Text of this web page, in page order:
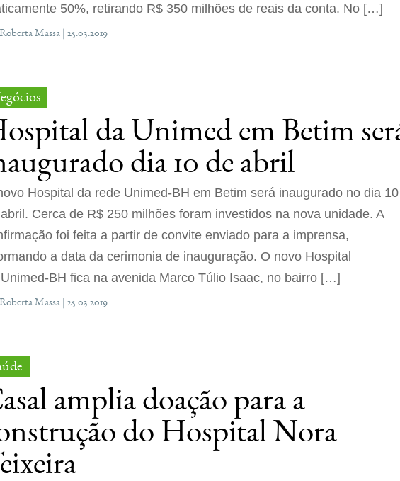
50%, retirando R$ 350 milhões de reais da conta. No […]
Massa | 25.03.2019
da Unimed em Betim
dia 10 de abril
Hospital da rede Unimed-BH em Betim será inaugurado no dia 10
Cerca de R$ 250 milhões foram investidos na nova unidade. A
foi feita a partir de convite enviado para a imprensa,
a data da cerimonia de inauguração. O novo Hospital
BH fica na avenida Marco Túlio Isaac, no bairro […]
Massa | 25.03.2019
amplia doação para a
do Hospital Nora